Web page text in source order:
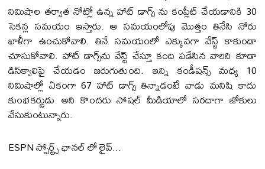
నిమిషాల తర్వాత నోట్లో ఉన్న హాట్‌ డాగ్స్ ను కంప్లీట్‌ చేయడానికి 30
సెకన్ల సమయం ఇస్తారు. ఆ సమయంలోపు మొత్తం తినేసి నోరు
ఖాళీగా ఉంచుకోవాలి. తినే సమయంలో ఎక్కువగా వేస్ట్‌ కాకుండా
చూసుకోవాలి. హాట్‌ డాగ్స్‌ను వేస్ట్‌ చేస్తూ కంది పడేసిన వారిని కూడా
డిస్‌క్వాలిఫై చేయడం జరుగుతుంది. ఇన్ని కండీషన్స్ మధ్య 10
నిమిషాల్లో ఏకంగా 67 హాట్‌ డాగ్స్ తిన్నాడంటే వాడు మనిషి కాదు
కుంభకర్ణుడు అని కొందరు సోషల్‌ మీడియాలో సరదాగా జోకులు
వేసుకుంటున్నారు.
ESPN స్పోర్ట్స్ ఛానల్‌ లో లైవ్‌...